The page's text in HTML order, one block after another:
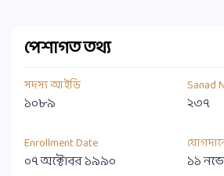
পেশাগত তথ্য
সদস্য আইডি
১০৮৯
Sanad
২৩৭
Enrollment Date
০৭ অক্টোবর ১৯৯০ ১১